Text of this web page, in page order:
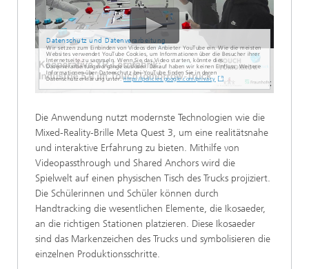
Datenschutz und Datenverarbeitung
Wir setzen zum Einbinden von Videos den Anbieter YouTube ein. Wie die meisten
Websites verwendet YouTube Cookies, um Informationen über die Besucher ihrer
Internetseite zu sammeln. Wenn Sie das Video starten, könnte dies
Datenverarbeitungsvorgänge auslösen. Darauf haben wir keinen Einfluss. Weitere
Informationen über Datenschutz bei YouTube finden Sie in deren
Datenschutzerklärung unter:https://policies.google.com/privacy
Die Anwendung nutzt modernste Technologien wie die
Mixed-Reality-Brille Meta Quest 3, um eine realitätsnahe
und interaktive Erfahrung zu bieten. Mithilfe von
Videopassthrough und Shared Anchors wird die
Spielwelt auf einen physischen Tisch des Trucks projiziert.
Die Schülerinnen und Schüler können durch
Handtracking die wesentlichen Elemente, die Ikosaeder,
an die richtigen Stationen platzieren. Diese Ikosaeder
sind das Markenzeichen des Trucks und symbolisieren die
einzelnen Produktionsschritte.